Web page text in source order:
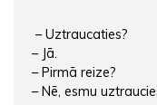
– Uztraucaties?
– Jā.
– Pirmā reize?
– Nē, esmu